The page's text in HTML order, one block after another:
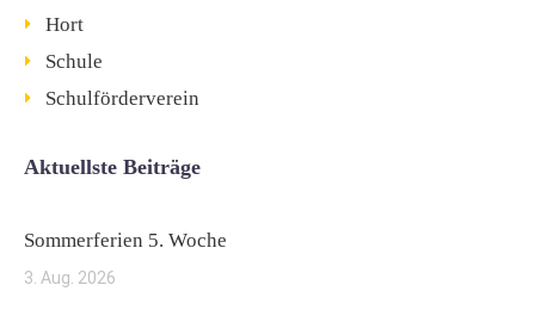
Hort
Schule
Schulförderverein
Aktuellste Beiträge
Sommerferien 5. Woche
3. Aug. 2026